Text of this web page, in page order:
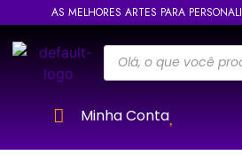
AS MELHORES ARTES PARA
Minha Conta